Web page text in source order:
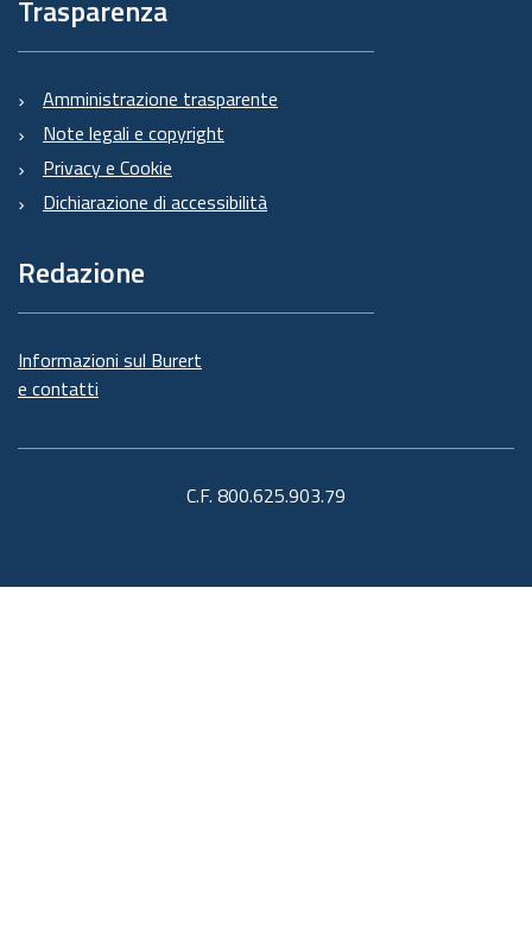
Trasparenza
Amministrazione trasparente
Note legali e copyright
Privacy e Cookie
Dichiarazione di accessibilità
Redazione
Informazioni sul Burert
e contatti
C.F. 800.625.903.79